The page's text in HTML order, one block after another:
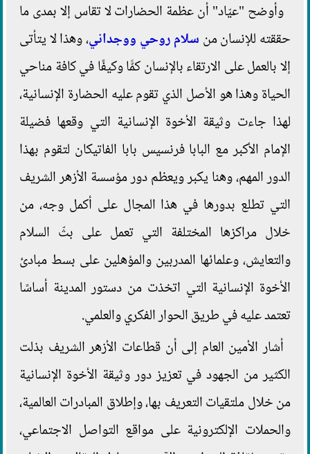
وأوضح "عيّاد" أن عظمة الحضارات لا تقاس إلا بمدى ما
حققته للإنسان من سلام روحي ووجداني، وهذا لا يتأتى
إلا بالعمل على الارتقاء بالإنسان كمًّا وكيفًا في كافة مناحي
الحياة وهذا هو الأصل الذي تقوم عليه الحضارة الإنسانية،
لهذا جاءت وثيقة الأخوة الإنسانية التي وقعها فضيلة
الإمام الأكبر مع البابا فرنسيس بابا الفاتيكان لتقوم بهذا
الدور المهم، وهنا يكبر ويعظم دور مؤسسة الأزهر الشريف
التي تطلع بدورها في هذا المجال على أكمل وجه، من
خلال مراكزها المختلفة التي تعمل على بثّ السلام
والتعايش، وعلمائها المدربين والمؤهلين على بسط مبادئ
الأخوة الإنسانية التي اتخذت من دستور المدينة أساسًا
تعتمد عليه في طريق الحوار الفكري والعلمي.
أشار الأمين العام إلى أن قطاعات الأزهر الشريف بذلت
الكثير من الجهود في تعزيز دور وثيقة الأخوة الإنسانية
من خلال ملتقيات التعريف بها، وإطلاق المبادرات العالمية،
والحملات الإلكترونية على مواقع التواصل الاجتماعي،